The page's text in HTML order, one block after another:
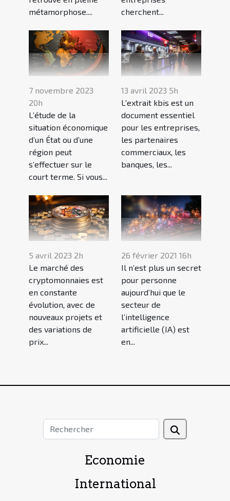
métamorphose....
cherchent...
7 novembre 2023
20h
L’étude de la
situation économique
d’un État ou d’une
région peut
s’effectuer sur le
court terme. Si vous...
13 avril 2023 5h
L'extrait kbis est un
document essentiel
pour les entreprises,
les partenaires
commerciaux, les
banques, les...
5 avril 2023 2h
Le marché des
cryptomonnaies est
en constante
évolution, avec de
nouveaux projets et
des variations de
prix...
26 février 2021 16h
Il n’est plus un secret
pour personne
aujourd’hui que le
secteur de
l’intelligence
artificielle (IA) est
en...
Economie
International